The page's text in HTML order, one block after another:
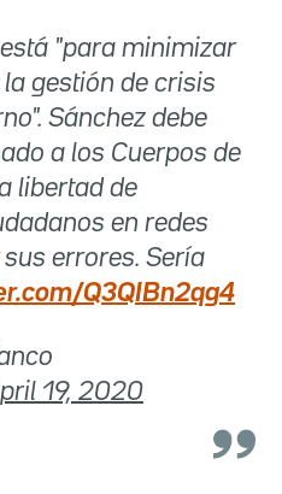
"para minimizar
gestión de crisis
Sánchez debe
a los Cuerpos de
libertad de
en redes
errores. Sería
Q3QIBn2qg4
19, 2020